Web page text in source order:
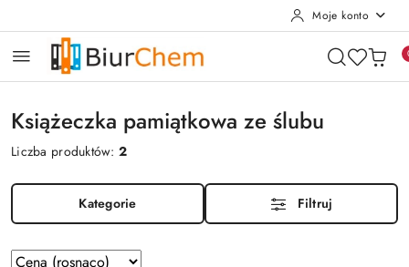
Moje konto
Książeczka pamiątkowa ze ślubu
Liczba produktów:2
Kategorie Filtruj
Zastosowano
Sortuj